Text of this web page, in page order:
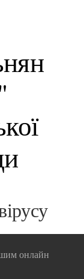
онлайн